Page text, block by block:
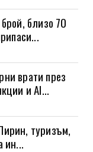
близо 70
врати през
и AI...
туризъм,
ин...